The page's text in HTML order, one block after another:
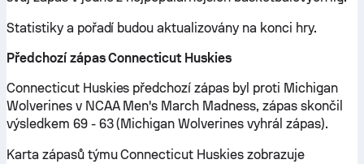
Statistiky a pořadí budou aktualizovány na konci hry.
Předchozí zápas Connecticut Huskies
Connecticut Huskies předchozí zápas byl proti Michigan
Wolverines v NCAA Men's March Madness, zápas skončil
výsledkem 69 - 63 (Michigan Wolverines vyhrál zápas).
Karta zápasů týmu Connecticut Huskies zobrazuje